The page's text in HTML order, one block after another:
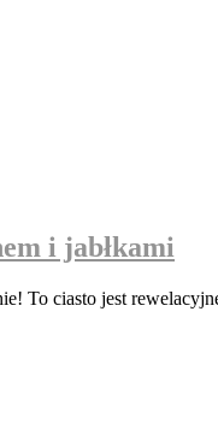
i jabłkami
To ciasto jest